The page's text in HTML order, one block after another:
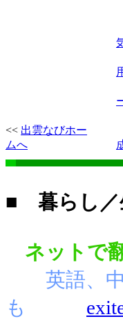
<< 出雲なびホー
ムへ
■ 暮らし
ネットで
英語、中
も